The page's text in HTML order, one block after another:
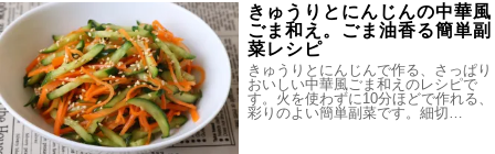
きゅうりとにんじんの中華風
ごま和え。ごま油香る簡単副
菜レシピ
きゅうりとにんじんで作る、さっぱり
おいしい中華風ごま和えのレシピで
す。火を使わずに10分ほどで作れる、
彩りのよい簡単副菜です。細切…